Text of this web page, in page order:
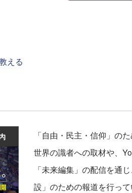
える
「自由・民主・信仰」の
世界の識者への取材や、
「未来編集」の配信を通
設」のための報道を行っ